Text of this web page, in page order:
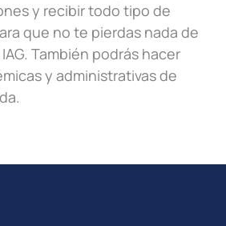
y recibir todo tipo de
que no te pierdas nada de
También podrás hacer
y administrativas de